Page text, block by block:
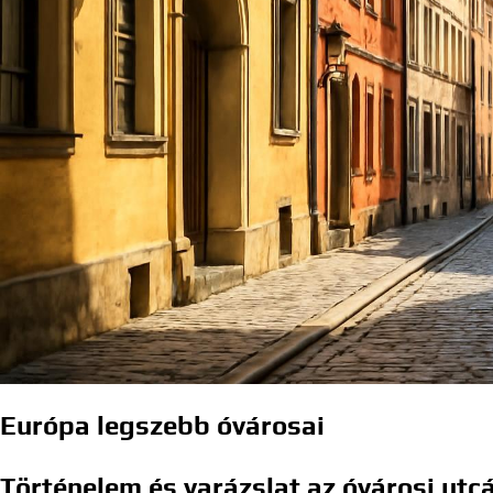
Európa legszebb óvárosai